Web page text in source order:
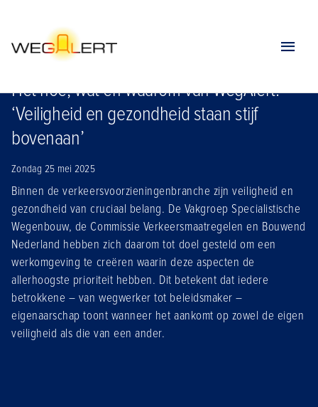
Nieuws
Het hoe, wat en waarom van WegAlert:
‘Veiligheid en gezondheid staan stijf
bovenaan’
Zondag 25 mei 2025
Binnen de verkeersvoorzieningenbranche zijn veiligheid en
gezondheid van cruciaal belang. De Vakgroep Specialistische
Wegenbouw, de Commissie Verkeersmaatregelen en Bouwend
Nederland hebben zich daarom tot doel gesteld om een
werkomgeving te creëren waarin deze aspecten de
allerhoogste prioriteit hebben. Dit betekent dat iedere
betrokkene – van wegwerker tot beleidsmaker –
eigenaarschap toont wanneer het aankomt op zowel de eigen
veiligheid als die van een ander.